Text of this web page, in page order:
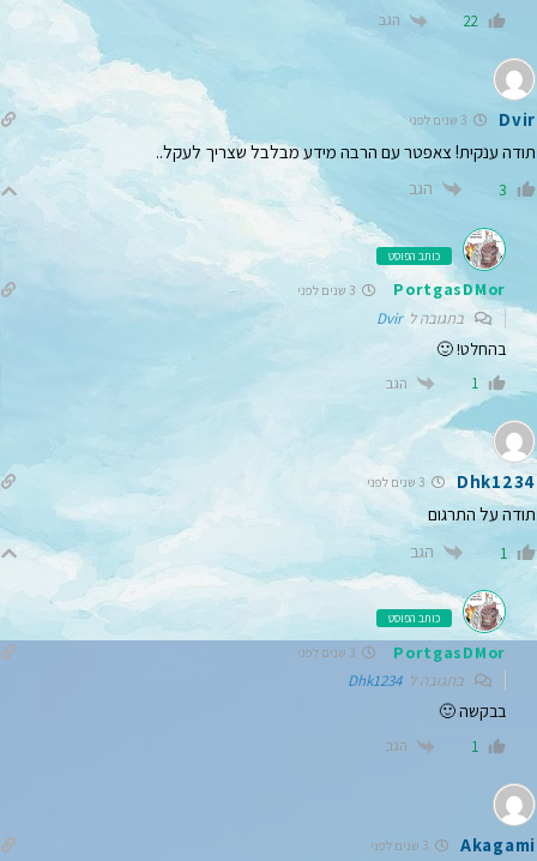
22 הגב
Dvir
תודה ענקית! צאפטר עם הרבה מידע מבלבל שצריך לעקל..
3 הגב
כותב הפוסט
PortgasDMor
בתגובה לDvir
בהחלט! 🙂
1 הגב
Dhk1234
תודה על התרגום
1 הגב
כותב הפוסט
PortgasDMor
בתגובה לDhk1234
בבקשה 🙂
1 הגב
Akagami